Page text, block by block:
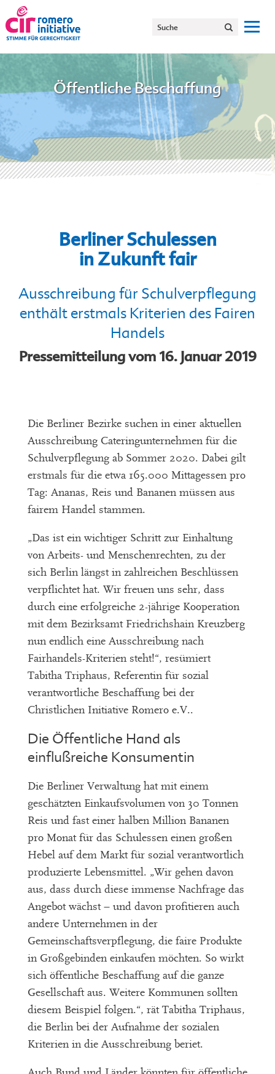
Öffentliche Beschaffung
Berliner Schulessen
in Zukunft fair
Ausschreibung für Schulverpflegung
enthält erstmals Kriterien des Fairen
Handels
Pressemitteilung vom 16. Januar 2019
Die Berliner Bezirke suchen in einer aktuellen
Ausschreibung Cateringunternehmen für die
Schulverpflegung ab Sommer 2020. Dabei gilt
erstmals für die etwa 165.000 Mittagessen pro
Tag: Ananas, Reis und Bananen müssen aus
fairem Handel stammen.
„Das ist ein wichtiger Schritt zur Einhaltung
von Arbeits- und Menschenrechten, zu der
sich Berlin längst in zahlreichen Beschlüssen
verpflichtet hat. Wir freuen uns sehr, dass
durch eine erfolgreiche 2-jährige Kooperation
mit dem Bezirksamt Friedrichshain Kreuzberg
nun endlich eine Ausschreibung nach
Fairhandels-Kriterien steht!“, resümiert
Tabitha Triphaus, Referentin für sozial
verantwortliche Beschaffung bei der
Christlichen Initiative Romero e.V..
Die Öffentliche Hand als
einflußreiche Konsumentin
Die Berliner Verwaltung hat mit einem
geschätzten Einkaufsvolumen von 30 Tonnen
Reis und fast einer halben Million Bananen
pro Monat für das Schulessen einen großen
Hebel auf dem Markt für sozial verantwortlich
produzierte Lebensmittel. „Wir gehen davon
aus, dass durch diese immense Nachfrage das
Angebot wächst – und davon profitieren auch
andere Unternehmen in der
Gemeinschaftsverpflegung, die faire Produkte
in Großgebinden einkaufen möchten. So wirkt
sich öffentliche Beschaffung auf die ganze
Gesellschaft aus. Weitere Kommunen sollten
diesem Beispiel folgen.“, rät Tabitha Triphaus,
die Berlin bei der Aufnahme der sozialen
Kriterien in die Ausschreibung beriet.